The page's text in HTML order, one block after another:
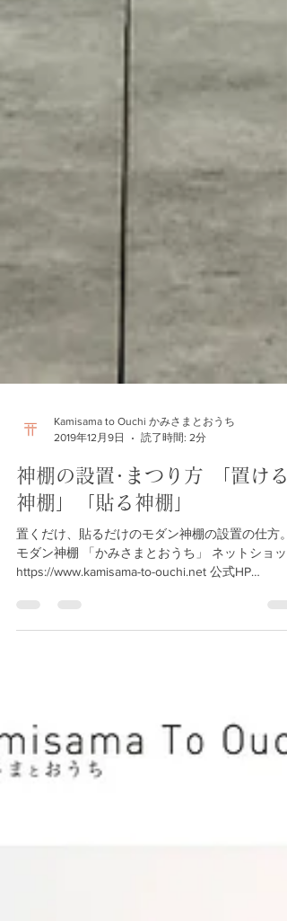
Kamisama to Ouchi かみさまとおうち
神棚の設置･まつり方 「置ける
神棚」「貼る神棚」
置くだけ、貼るだけのモダン神棚の設置の仕方。
モダン神棚 「かみさまとおうち」 ネットショッ
つり方...